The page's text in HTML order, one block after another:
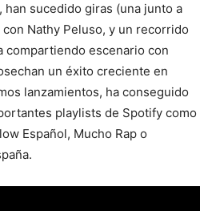
han sucedido giras (una junto a
Nathy Peluso, y un recorrido
compartiendo escenario con
un éxito creciente en
lanzamientos, ha conseguido
playlists de Spotify como
Español, Mucho Rap o